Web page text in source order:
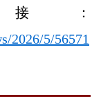
：
2026/5/56571